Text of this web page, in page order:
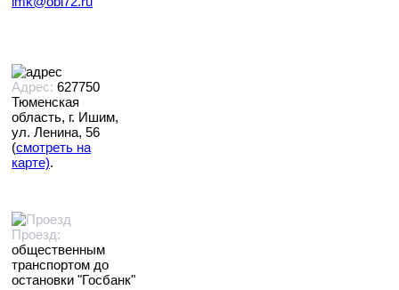
Адрес: 627750
Тюменская
область, г. Ишим,
ул. Ленина, 56
(смотреть на
карте).
Проезд:
общественным
транспортом до
остановки "Госбанк"